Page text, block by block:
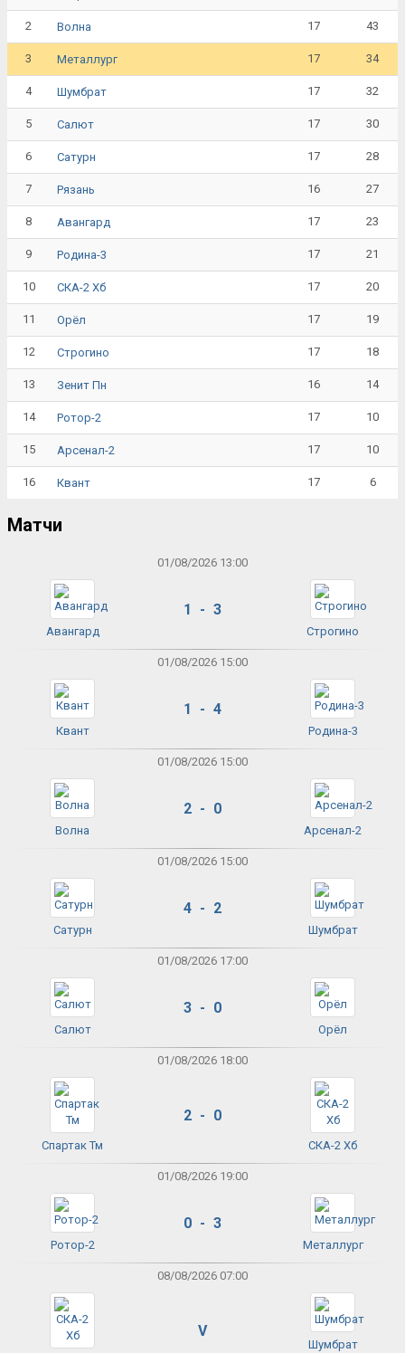
2 Волна 17 43
3 Металлург 17 34
4 Шумбрат 17 32
5 Салют 17 30
6 Сатурн 17 28
7 Рязань 16 27
8 Авангард 17 23
9 Родина-3 17 21
10 СКА-2 Хб 17 20
11 Орёл 17 19
12 Строгино 17 18
13 Зенит Пн 16 14
14 Ротор-2 17 10
15 Арсенал-2 17 10
16 Квант 17 6
Матчи
01/08/2026 13:00
Авангард
1 - 3
Строгино
01/08/2026 15:00
Квант
1 - 4
Родина-3
01/08/2026 15:00
Волна
2 - 0
Арсенал-2
01/08/2026 15:00
Сатурн
4 - 2
Шумбрат
01/08/2026 17:00
Салют
3 - 0
Орёл
01/08/2026 18:00
Спартак Тм
2 - 0
СКА-2 Хб
01/08/2026 19:00
Ротор-2
0 - 3
Металлург
08/08/2026 07:00
V
Шумбрат